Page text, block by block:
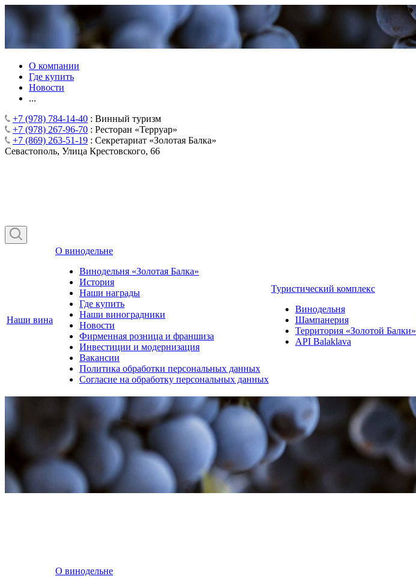
О компании
Где купить
Новости
...
+7 (978) 784-14-40 : Винный туризм
+7 (978) 267-96-70 : Ресторан «Терруар»
+7 (869) 263-51-19 : Секретариат «Золотая Балка»
Севастополь, Улица Крестовского, 66
Наши вина
О винодельне
Винодельня «Золотая Балка»
История
Наши награды
Где купить
Наши виноградники
Новости
Фирменная розница и франшиза
Инвестиции и модернизация
Вакансии
Политика обработки персональных данных
Согласие на обработку персональных данных
Туристический комплекс
Винодельня
Шампанерия
Территория «Золотой Балки»
API Balaklava
О винодельне